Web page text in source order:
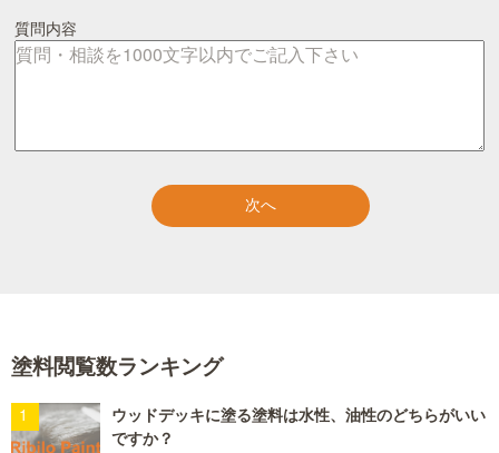
質問内容
塗料閲覧数ランキング
ウッドデッキに塗る塗料は水性、油性のどちらがいい
ですか？